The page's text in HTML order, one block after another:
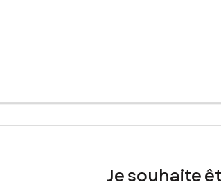
recherché, offrant calme et tranquillité.
environnement idéal pour construire une
nombreuses possibilités d’implantation. Il
un cadre paisible et verdoyant.
Je souhaite